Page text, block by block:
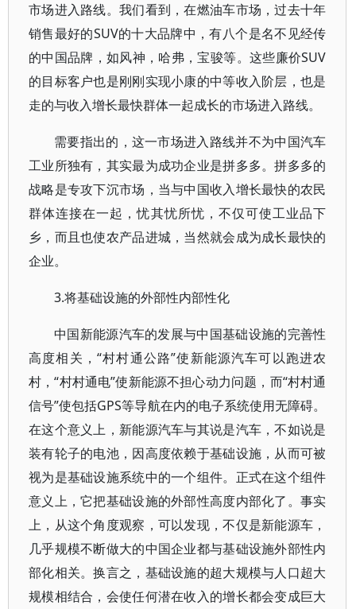
市场进入路线。我们看到，在燃油车市场，过去十年
销售最好的SUV的十大品牌中，有八个是名不见经传
的中国品牌，如风神，哈弗，宝骏等。这些廉价SUV
的目标客户也是刚刚实现小康的中等收入阶层，也是
走的与收入增长最快群体一起成长的市场进入路线。
需要指出的，这一市场进入路线并不为中国汽车
工业所独有，其实最为成功企业是拼多多。拼多多的
战略是专攻下沉市场，当与中国收入增长最快的农民
群体连接在一起，忧其忧所忧，不仅可使工业品下
乡，而且也使农产品进城，当然就会成为成长最快的
企业。
3.将基础设施的外部性内部性化
中国新能源汽车的发展与中国基础设施的完善性
高度相关，“村村通公路”使新能源汽车可以跑进农
村，“村村通电”使新能源不担心动力问题，而“村村通
信号”使包括GPS等导航在内的电子系统使用无障碍。
在这个意义上，新能源汽车与其说是汽车，不如说是
装有轮子的电池，因高度依赖于基础设施，从而可被
视为是基础设施系统中的一个组件。正式在这个组件
意义上，它把基础设施的外部性高度内部化了。事实
上，从这个角度观察，可以发现，不仅是新能源车，
几乎规模不断做大的中国企业都与基础设施外部性内
部化相关。换言之，基础设施的超大规模与人口超大
规模相结合，会使任何潜在收入的增长都会变成巨大